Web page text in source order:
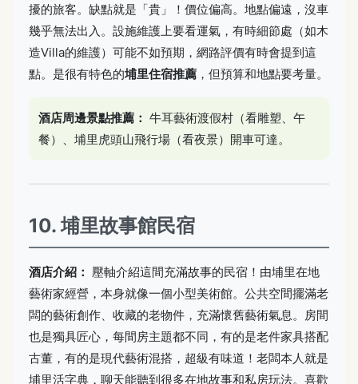
擾的旅客。缺點就是「貴」！價位偏高。地點偏遠，沒車
幾乎無法出入。設施維護上要看運氣，有時細節處（如木
造Villa的維護）可能不如預期，網路評價有時會提到這
點。是很有特色的埔里住宿推薦 ，但預算和地點要考量。
酒店周邊景點推薦： 牛耳藝術渡假村（看雕塑、午
餐）、埔里虎頭山飛行場（看夜景）開車可達。
10. 埔里故事館民宿
酒店介紹： 壓軸介紹這間充滿故事的民宿！由埔里在地
藝術家經營，本身就像一個小型美術館。公共空間擺滿老
闆的藝術創作、收藏的老物件，充滿懷舊藝術氣息。房間
也是獨具匠心，每間房主題都不同，有的是老件家具搭配
古董，有的是現代藝術混搭，超級有味道！老闆本人就是
埔里活字典，聊天能聽到很多在地故事和私房玩法。喜歡